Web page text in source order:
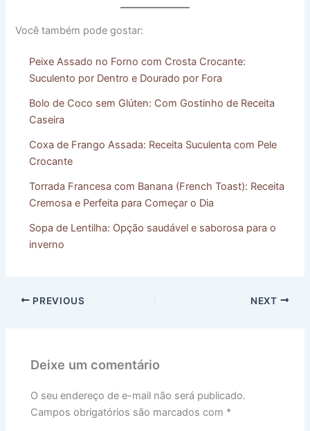
Você também pode gostar:
Peixe Assado no Forno com Crosta Crocante:
Suculento por Dentro e Dourado por Fora
Bolo de Coco sem Glúten: Com Gostinho de Receita
Caseira
Coxa de Frango Assada: Receita Suculenta com Pele
Crocante
Torrada Francesa com Banana (French Toast): Receita
Cremosa e Perfeita para Começar o Dia
Sopa de Lentilha: Opção saudável e saborosa para o
inverno
PREVIOUS NEXT
Deixe um comentário
O seu endereço de e-mail não será publicado.
Campos obrigatórios são marcados com *